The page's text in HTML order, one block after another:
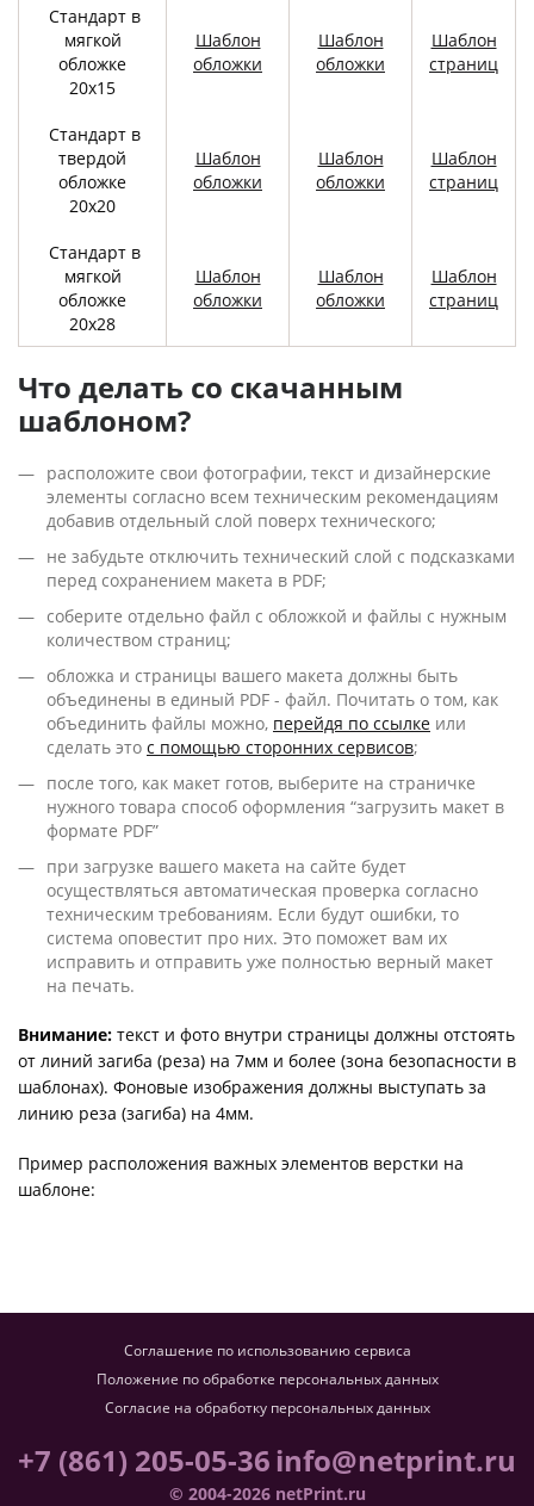
Стандарт в
мягкой
обложке
20х15
Шаблон
обложки
Шаблон
обложки
Шаблон
страниц
Стандарт в
твердой
обложке
20х20
Шаблон
обложки
Шаблон
обложки
Шаблон
страниц
Стандарт в
мягкой
обложке
20х28
Шаблон
обложки
Шаблон
обложки
Шаблон
страниц
Что делать со скачанным
шаблоном?
расположите свои фотографии, текст и дизайнерские
элементы согласно всем техническим рекомендациям
добавив отдельный слой поверх технического;
не забудьте отключить технический слой с подсказками
перед сохранением макета в PDF;
соберите отдельно файл с обложкой и файлы с нужным
количеством страниц;
обложка и страницы вашего макета должны быть
объединены в единый PDF - файл. Почитать о том, как
объединить файлы можно, перейдя по ссылке или
сделать это с помощью сторонних сервисов;
после того, как макет готов, выберите на страничке
нужного товара способ оформления “загрузить макет в
формате PDF”
при загрузке вашего макета на сайте будет
осуществляться автоматическая проверка согласно
техническим требованиям. Если будут ошибки, то
система оповестит про них. Это поможет вам их
исправить и отправить уже полностью верный макет
на печать.
Внимание: текст и фото внутри страницы должны отстоять
от линий загиба (реза) на 7мм и более (зона безопасности в
шаблонах). Фоновые изображения должны выступать за
линию реза (загиба) на 4мм.
Пример расположения важных элементов верстки на
шаблоне:
Соглашение по использованию сервиса
Положение по обработке персональных данных
Согласие на обработку персональных данных
+7 (861) 205-05-36info@netprint.ru
© 2004-2026 netPrint.ru